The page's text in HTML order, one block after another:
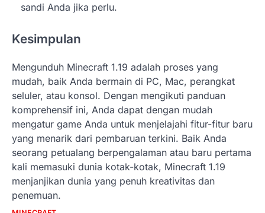
sandi Anda jika perlu.
Kesimpulan
Mengunduh Minecraft 1.19 adalah proses yang
mudah, baik Anda bermain di PC, Mac, perangkat
seluler, atau konsol. Dengan mengikuti panduan
komprehensif ini, Anda dapat dengan mudah
mengatur game Anda untuk menjelajahi fitur-fitur baru
yang menarik dari pembaruan terkini. Baik Anda
seorang petualang berpengalaman atau baru pertama
kali memasuki dunia kotak-kotak, Minecraft 1.19
menjanjikan dunia yang penuh kreativitas dan
penemuan.